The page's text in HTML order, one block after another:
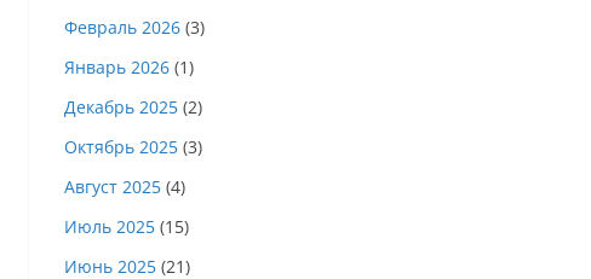
Февраль 2026 (3)
Январь 2026 (1)
Декабрь 2025 (2)
Октябрь 2025 (3)
Август 2025 (4)
Июль 2025 (15)
Июнь 2025 (21)